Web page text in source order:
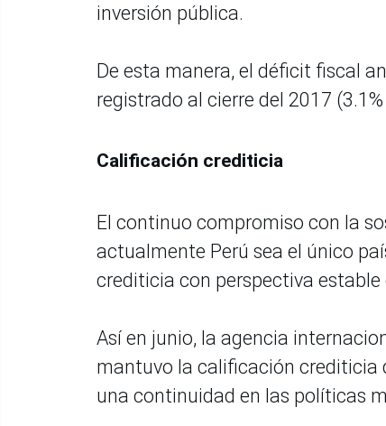
inversión pública.
De esta manera, el déficit fiscal
registrado al cierre del 2017 (3.1%
Calificación crediticia
El continuo compromiso con la
actualmente Perú sea el único
crediticia con perspectiva
Así en junio, la agencia
mantuvo la calificación crediticia
una continuidad en las políticas